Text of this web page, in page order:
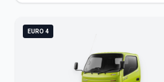
EURO 4